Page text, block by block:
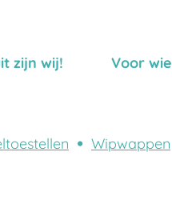
zijn wij! Voor wie
Wipwappen